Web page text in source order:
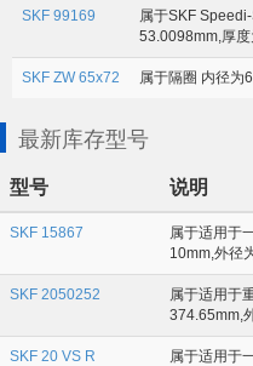
SKF 99169
属于SKF
53.0098mm,厚
SKF ZW 65x72 属于隔圈 内径为
最新库存型号
型号 说明
SKF 15867
属于适用于
10mm,外径
SKF 2050252
属于适用于
374.65mm,
SKF 20 VS R
属于适用于